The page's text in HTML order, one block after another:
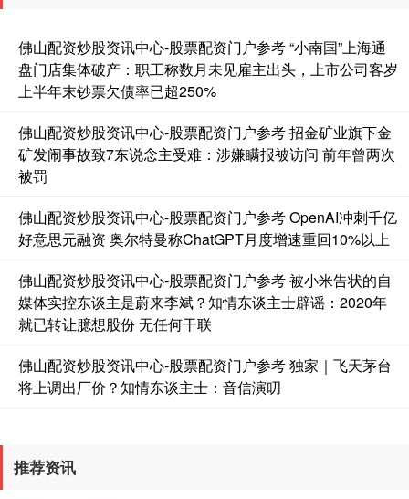
基金指数 7235.08 +5.28 +0.07%
佛山配资炒股资讯中心-股票配资门户参考 “小南国”上海通
盘门店集体破产：职工称数月未见雇主出头，上市公司客岁
上半年末钞票欠债率已超250%
佛山配资炒股资讯中心-股票配资门户参考 招金矿业旗下金
矿发闹事故致7东说念主受难：涉嫌瞒报被访问 前年曾两次
被罚
佛山配资炒股资讯中心-股票配资门户参考 OpenAI冲刺千亿
好意思元融资 奥尔特曼称ChatGPT月度增速重回10%以上
佛山配资炒股资讯中心-股票配资门户参考 被小米告状的自
媒体实控东谈主是蔚来李斌？知情东谈主士辟谣：2020年
就已转让臆想股份 无任何干联
佛山配资炒股资讯中心-股票配资门户参考 独家｜飞天茅台
将上调出厂价？知情东谈主士：音信演叨
推荐资讯